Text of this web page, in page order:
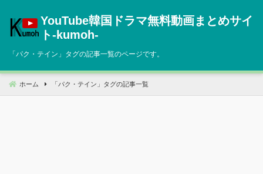
へ
動
YouTube韓国ドラマ無料動画まとめサイ
ト‐kumoh‐
「パク・テイン 」タグの記事一覧のページです。
ホーム 「 パク・テイン 」タグの記事一覧